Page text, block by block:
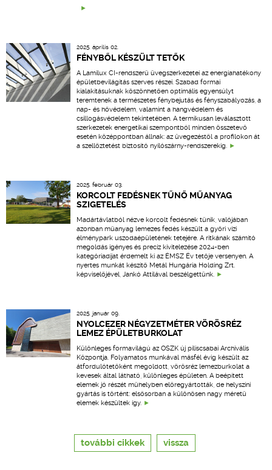
2025. április 02.
FÉNYBŐL KÉSZÜLT TETŐK
A Lamilux CI-rendszerű üvegszerkezetei az energiahatékony
épületbevilágítás szerves részei. Szabad formai
kialakításuknak köszönhetően optimális egyensúlyt
teremtenek a természetes fénybejutás és fényszabályozás, a
nap- és hővédelem, valamint a hangvédelem és
csillogásvédelem tekintetében. A termikusan leválasztott
szerkezetek energetikai szempontból minden összetevő
esetén középpontban állnak: az üvegezéstől a profilokon át
a szellőztetést biztosító nyílószárny-rendszerekig.
2025. február 03.
KORCOLT FEDÉSNEK TŰNŐ MŰANYAG
SZIGETELÉS
Madártávlatból nézve korcolt fedésnek tűnik, valójában
azonban műanyag lemezes fedés készült a győri vízi
élménypark uszodaépületének tetejére. A ritkának számító
megoldás igényes és precíz kivitelezése 2024-ben
kategóriadíjat érdemelt ki az ÉMSZ Év tetője versenyen. A
nyertes munkát készítő Metál Hungária Holding Zrt.
képviselőjével, Jankó Attilával beszélgettünk.
2025. január 09.
NYOLCEZER NÉGYZETMÉTER VÖRÖSRÉZ
LEMEZ ÉPÜLETBURKOLAT
Különleges formavilágú az OSZK új piliscsabai Archivális
Központja. Folyamatos munkával másfél évig készült az
átfordulótetőként megoldott, vörösréz lemezburkolat a
kevesek által látható, különleges épületen. A beépített
elemek jó részét műhelyben előregyártották, de helyszíni
gyártás is történt: elsősorban a különösen nagy méretű
elemek készültek így.
további cikkek vissza